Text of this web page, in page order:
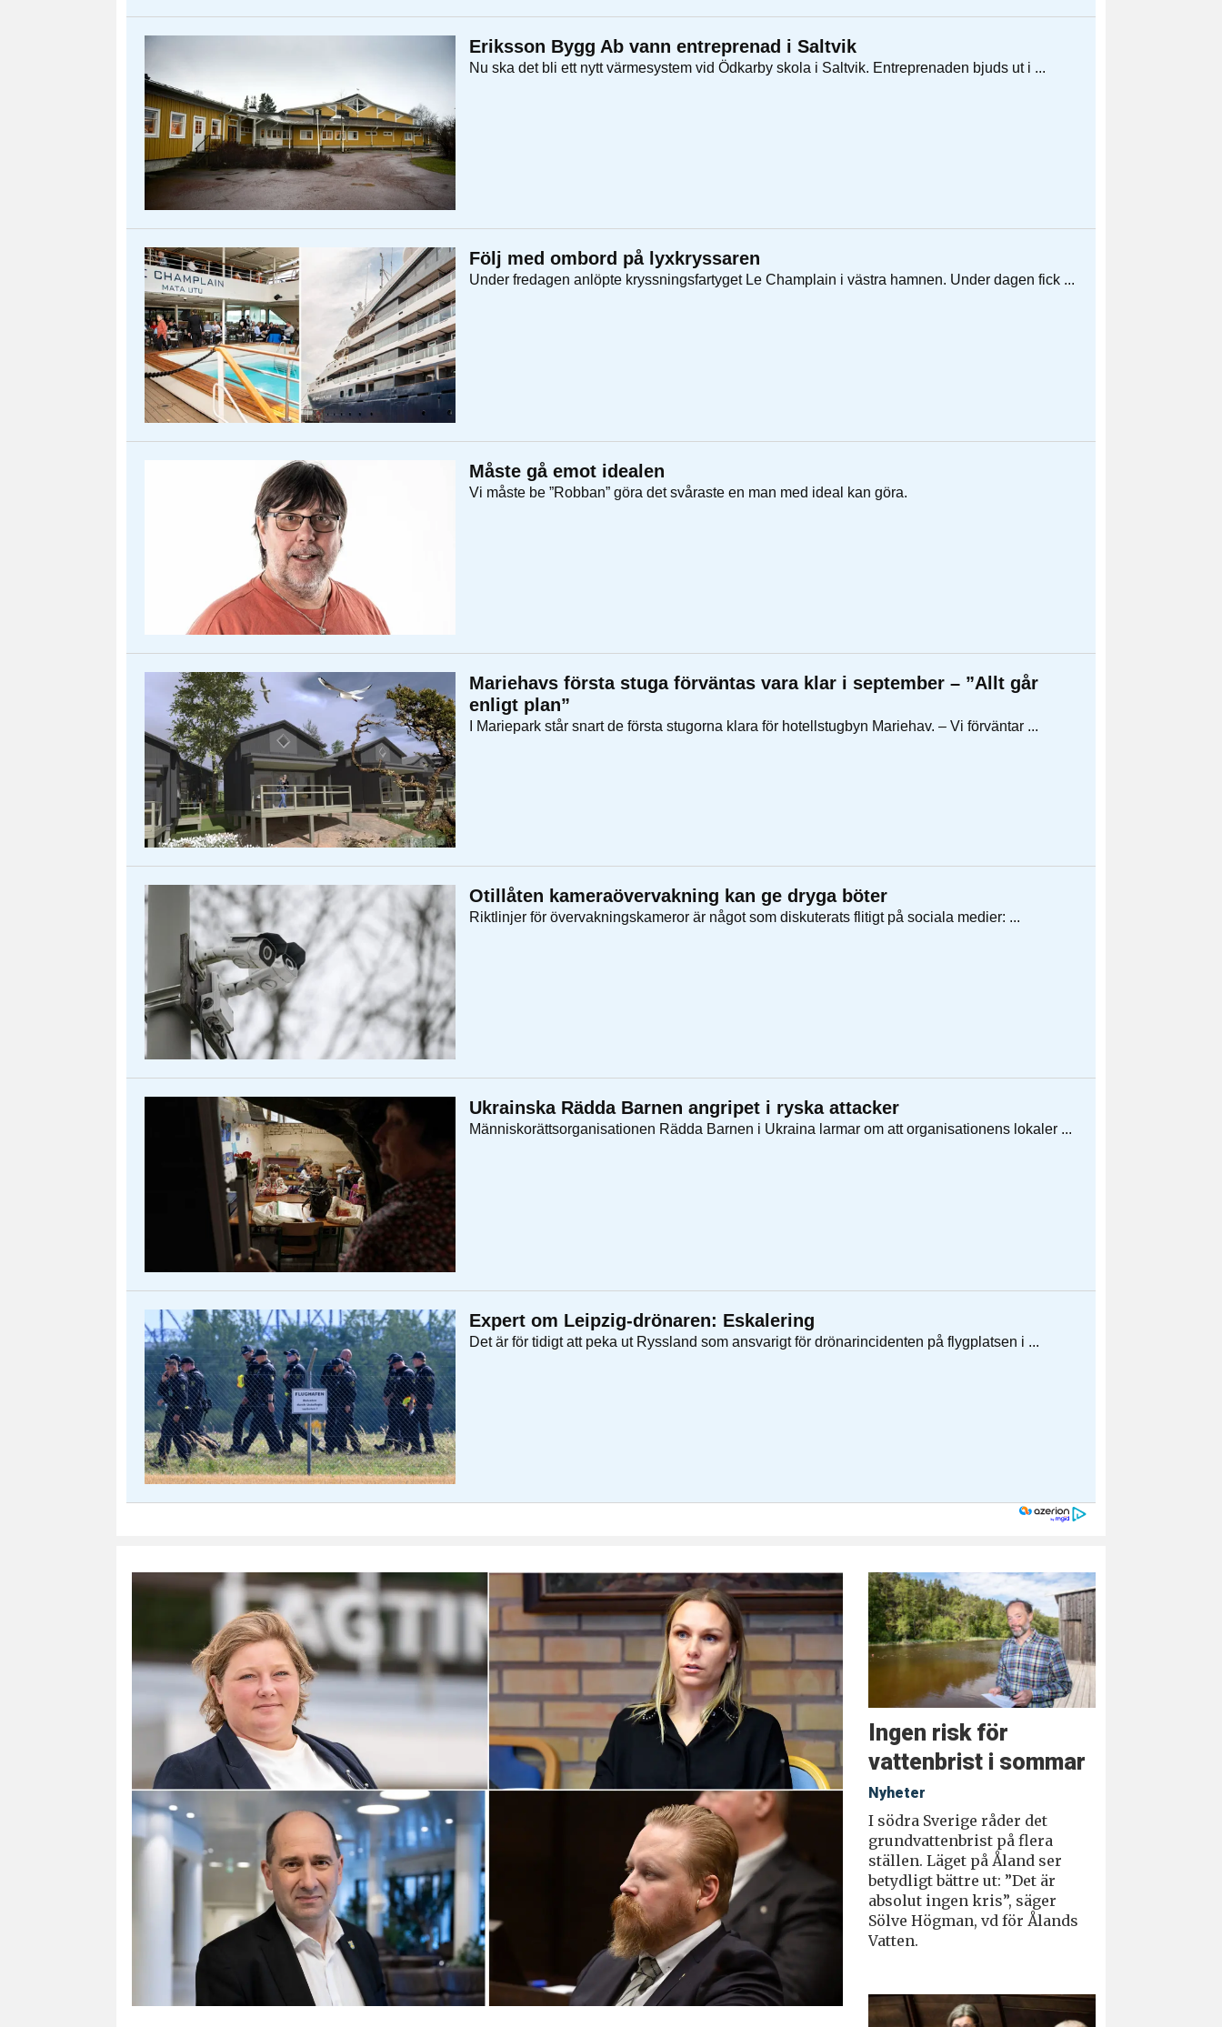
Ingen risk för
vattenbrist i sommar
Nyheter
I södra Sverige råder det
grundvattenbrist på flera
ställen. Läget på Åland ser
betydligt bättre ut: ”Det är
absolut ingen kris”, säger
Sölve Högman, vd för Ålands
Vatten.